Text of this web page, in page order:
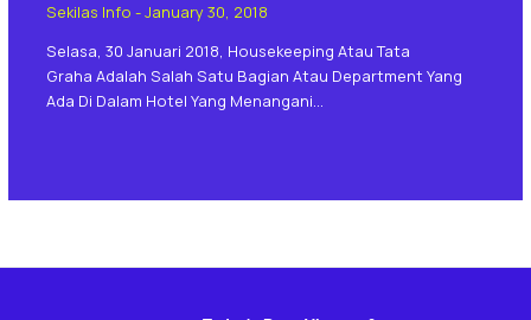
Sekilas Info -January 30, 2018
Selasa, 30 Januari 2018, Housekeeping Atau Tata
Graha Adalah Salah Satu Bagian Atau Department Yang
Ada Di Dalam Hotel Yang Menangani…